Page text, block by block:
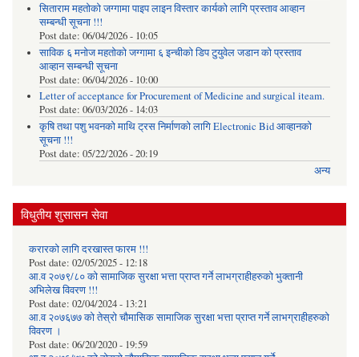
सिताराम महतोको जग्गामा पाइप लाइन विस्तार कार्यको लागि प्रस्ताव आव्हान
सम्बन्धी सूचना !!!
Post date: 06/04/2026 - 10:05
साविक ६ मनोज महतोको जग्गामा ६ इन्चीको डिप टुयुवेल जडान को प्रस्ताव
आव्हान सम्बन्धी सूचना
Post date: 06/04/2026 - 10:00
Letter of acceptance for Procurement of Medicine and surgical iteam.
Post date: 06/03/2026 - 14:03
कृषि तथा पशु भवनको माथि ट्रस निर्माणको लागि Electronic Bid आव्हानको
सूचना !!!
Post date: 05/22/2026 - 20:19
अन्य
विधुतीय शुसासन सेवा
करारको लागि दरखास्त फारम !!!
Post date: 02/05/2025 - 12:18
आ.व २०७९/८० को सामाजिक सुरक्षा भत्ता प्राप्त गर्ने लाभग्राहीहरुको भुक्तानी
अभिलेख विवरण !!!
Post date: 02/04/2024 - 13:21
आ.व २०७६७७ को तेस्रो चौमासिक सामाजिक सुरक्षा भत्ता प्राप्त गर्ने लाभग्राहीहरुको
विवरण ।
Post date: 06/20/2020 - 19:59